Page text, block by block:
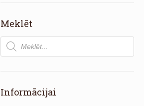
Meklēt
Products
search
Informācijai